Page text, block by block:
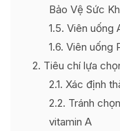
Bảo Vệ Sức
1.5 Viên uống
1.6 Viên uống
2 Tiêu chí lựa
2.1 Xác định
2.2 Tránh
vitamin A